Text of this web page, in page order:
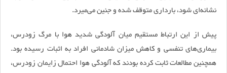
نشانه‌ای شود، بارداری متوقف شده و جنین می‌میرد.
پیش از این ارتباط مستقیم میان آلودگی شدید هوا با مرگ زودرس،
بیماری‌های تنفسی و کاهش میزان شادمانی افراد به اثبات رسیده بود.
همچنین مطالعات ثابت کرده بودند که آلودگی هوا احتمال زایمان زودرس،